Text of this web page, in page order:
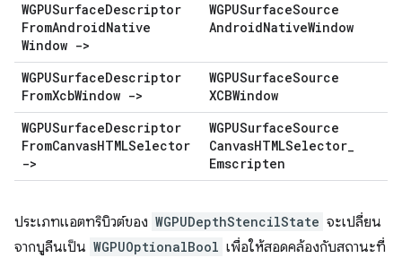
WGPUSurfaceDescriptor
FromAndroidNative
Window ->
WGPUSurfaceSource
AndroidNativeWindow
WGPUSurfaceDescriptor
FromXcbWindow ->
WGPUSurfaceSource
XCBWindow
WGPUSurfaceDescriptor
FromCanvasHTMLSelector
->
WGPUSurfaceSource
CanvasHTMLSelector_
Emscripten
ประเภทแอตทริบิวต์ของ WGPUDepthStencilState จะเปลี่ยน
จากบูลีนเป็น WGPUOptionalBool เพื่อให้สอดคล้องกับสถานะที่